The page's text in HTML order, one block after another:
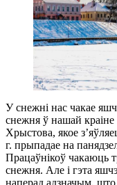
У снежні нас чакае
снежня ў нашай краіне
Хрыстова, якое
г. прыпадае на
Працаўнікоў чакаюць
снежня. Але і гэта